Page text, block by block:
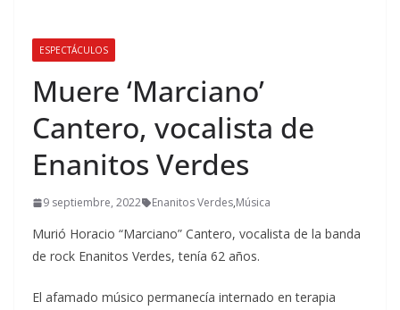
ESPECTÁCULOS
Muere ‘Marciano’
Cantero, vocalista de
Enanitos Verdes
9 septiembre, 2022 Enanitos Verdes,Música
Murió Horacio “Marciano” Cantero, vocalista de la banda
de rock Enanitos Verdes, tenía 62 años.
El afamado músico permanecía internado en terapia